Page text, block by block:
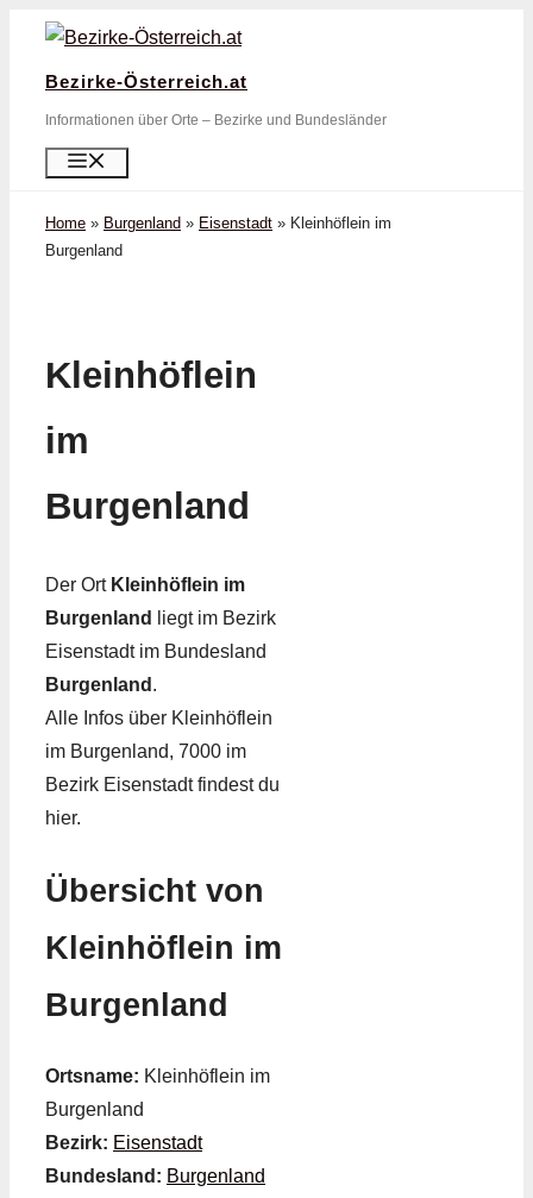
Zum
springen
Bezirke-Österreich.at
Informationen über Orte – Bezirke und Bundesländer
Home » Burgenland » Eisenstadt » Kleinhöflein im
Burgenland
Kleinhöflein
im
Burgenland
Der Ort Kleinhöflein im
Burgenland
liegt im Bezirk
Eisenstadt im Bundesland
Burgenland .
Alle Infos über Kleinhöflein
im Burgenland, 7000 im
Bezirk Eisenstadt findest du
hier.
Übersicht von
Kleinhöflein im
Burgenland
Ortsname: Kleinhöflein im
Burgenland
Bezirk: Eisenstadt
Bundesland: Burgenland